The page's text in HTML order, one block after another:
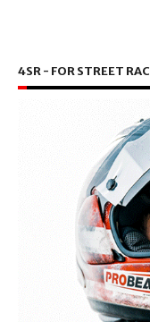
4SR - FOR STREET